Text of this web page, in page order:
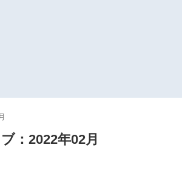
：2022年02月